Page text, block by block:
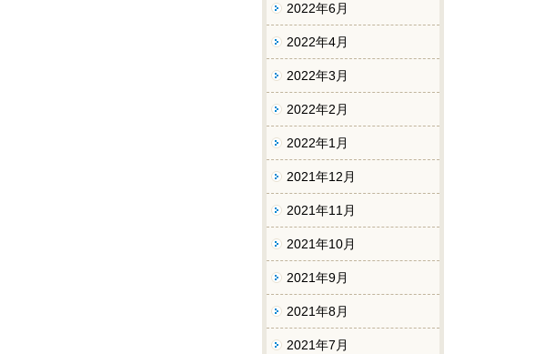
2022年6月
2022年4月
2022年3月
2022年2月
2022年1月
2021年12月
2021年11月
2021年10月
2021年9月
2021年8月
2021年7月